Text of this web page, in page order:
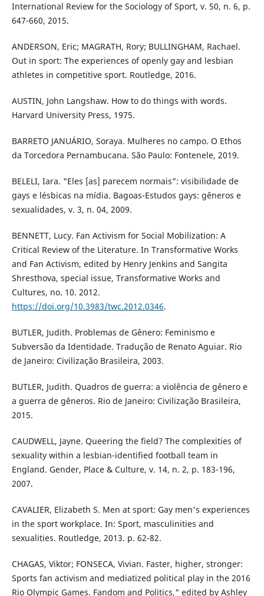
International Review for the Sociology of Sport, v. 50, n. 6, p.
647-660, 2015.
ANDERSON, Eric; MAGRATH, Rory; BULLINGHAM, Rachael.
Out in sport: The experiences of openly gay and lesbian
athletes in competitive sport. Routledge, 2016.
AUSTIN, John Langshaw. How to do things with words.
Harvard University Press, 1975.
BARRETO JANUÁRIO, Soraya. Mulheres no campo. O Ethos
da Torcedora Pernambucana. São Paulo: Fontenele, 2019.
BELELI, Iara. "Eles [as] parecem normais": visibilidade de
gays e lésbicas na mídia. Bagoas-Estudos gays: gêneros e
sexualidades, v. 3, n. 04, 2009.
BENNETT, Lucy. Fan Activism for Social Mobilization: A
Critical Review of the Literature. In Transformative Works
and Fan Activism, edited by Henry Jenkins and Sangita
Shresthova, special issue, Transformative Works and
Cultures, no. 10. 2012.
https://doi.org/10.3983/twc.2012.0346.
BUTLER, Judith. Problemas de Gênero: Feminismo e
Subversão da Identidade. Tradução de Renato Aguiar. Rio
de Janeiro: Civilização Brasileira, 2003.
BUTLER, Judith. Quadros de guerra: a violência de gênero e
a guerra de gêneros. Rio de Janeiro: Civilização Brasileira,
2015.
CAUDWELL, Jayne. Queering the field? The complexities of
sexuality within a lesbian-identified football team in
England. Gender, Place & Culture, v. 14, n. 2, p. 183-196,
2007.
CAVALIER, Elizabeth S. Men at sport: Gay men's experiences
in the sport workplace. In: Sport, masculinities and
sexualities. Routledge, 2013. p. 62-82.
CHAGAS, Viktor; FONSECA, Vivian. Faster, higher, stronger:
Sports fan activism and mediatized political play in the 2016
Rio Olympic Games. Fandom and Politics," edited by Ashley